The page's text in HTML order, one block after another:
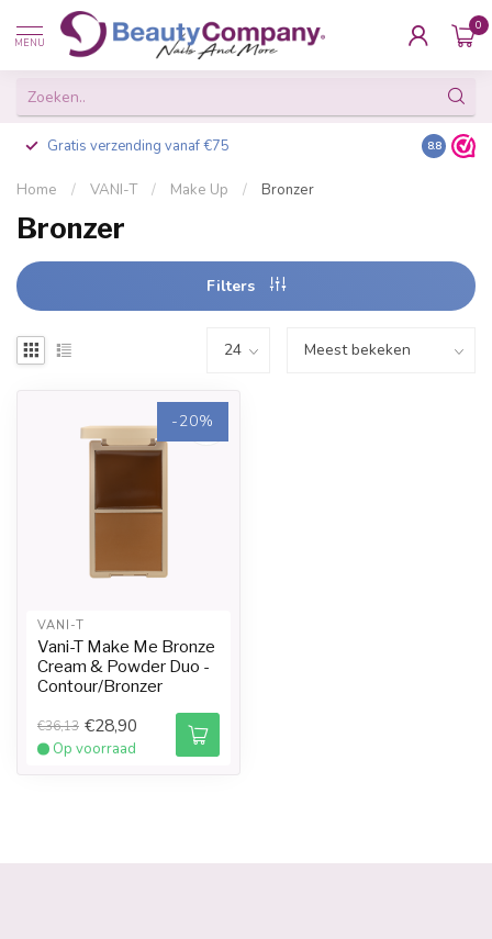
MENU
0
Gratis verzending vanaf €75 Besteld
8.8
Home / VANI-T / Make Up / Bronzer
Bronzer
Filters
-20%
VANI-T
Vani-T Make Me Bronze
Cream & Powder Duo -
Contour/Bronzer
€36,13 €28,90
Op voorraad